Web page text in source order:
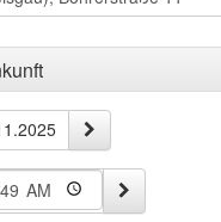
Tag
früher 5 Minuten